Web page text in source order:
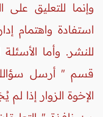
وإنما للتعليق
استفادة واهتمام
للنشر. وأما
قسم " أرسل
الإخوة الزوار